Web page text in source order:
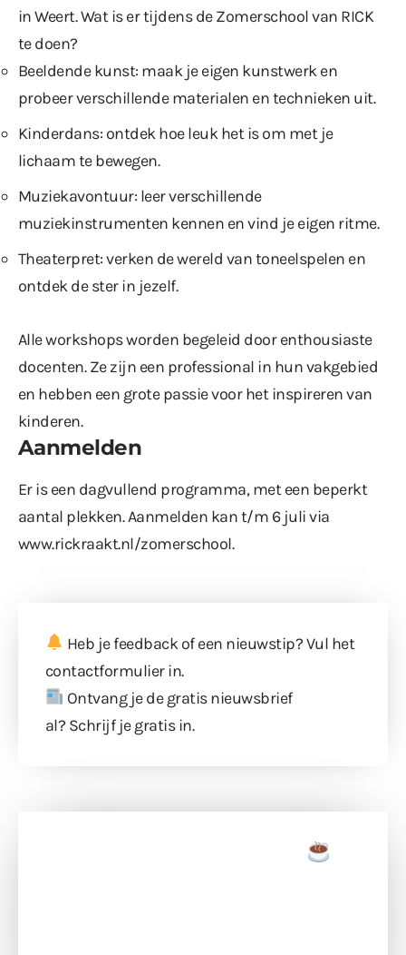
in Weert. Wat is er tijdens de Zomerschool van RICK
te doen?
Beeldende kunst: maak je eigen kunstwerk en
probeer verschillende materialen en technieken uit.
Kinderdans: ontdek hoe leuk het is om met je
lichaam te bewegen.
Muziekavontuur: leer verschillende
muziekinstrumenten kennen en vind je eigen ritme.
Theaterpret: verken de wereld van toneelspelen en
ontdek de ster in jezelf.
Alle workshops worden begeleid door enthousiaste
docenten. Ze zijn een professional in hun vakgebied
en hebben een grote passie voor het inspireren van
kinderen.
Aanmelden
Er is een dagvullend programma, met een beperkt
aantal plekken. Aanmelden kan t/m 6 juli via
www.rickraakt.nl/zomerschool.
Heb je feedback of een nieuwstip? Vul het
contactformulierin.
Ontvang je de gratis nieuwsbrief
al? Schrijf je gratis in.